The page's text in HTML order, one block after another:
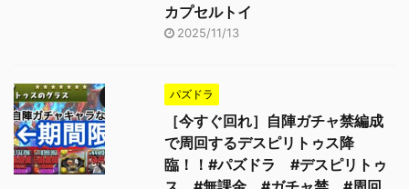
カプセルトイ
2025/11/13
パズドラ
［今すぐ回れ］自陣ガチャ禁編成
で周回するデスピリトゥス降
臨！！#パズドラ #デスピリトゥ